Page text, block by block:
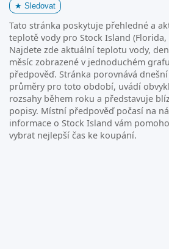
★ Sledovat
Tato stránka poskytuje přehledné a
teplotě vody pro Stock Island (Florida,
Najdete zde aktuální teplotu vody,
měsíc zobrazené v jednoduchém
předpověď. Stránka porovnává
průměry pro toto období, uvádí
rozsahy během roku a představuje
popisy. Místní předpověď počasí na
informace o Stock Island vám
vybrat nejlepší čas ke koupání.